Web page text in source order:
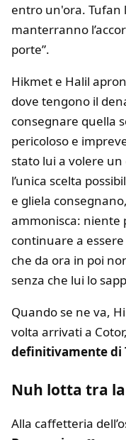
entro un'ora. Tufan
manterranno
porte”.
Hikmet e Halil
dove tengono il
consegnare quella
pericoloso e
stato lui a volere
l’unica scelta
e gliela
ammonisca: niente
continuare a
che da ora in poi
senza che lui lo
Quando se ne va,
volta arrivati a Cotor,
definitivamente di
Nuh lotta tra
Alla caffetteria